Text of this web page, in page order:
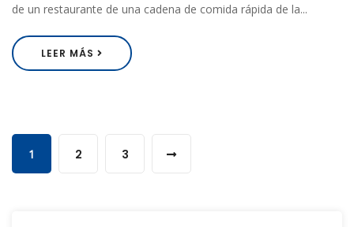
de un restaurante de una cadena de comida rápida de la...
LEER MÁS
1 2 3